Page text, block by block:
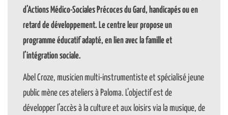
d’Actions Médico-Sociales Précoces du Gard, handicapés ou en
retard de développement. Le centre leur propose un
programme éducatif adapté, en lien avec la famille et
l’intégration sociale.
Abel Croze, musicien multi-instrumentiste et spécialisé jeune
public mène ces ateliers à Paloma. L’objectif est de
développer l’accès à la culture et aux loisirs via la musique, de